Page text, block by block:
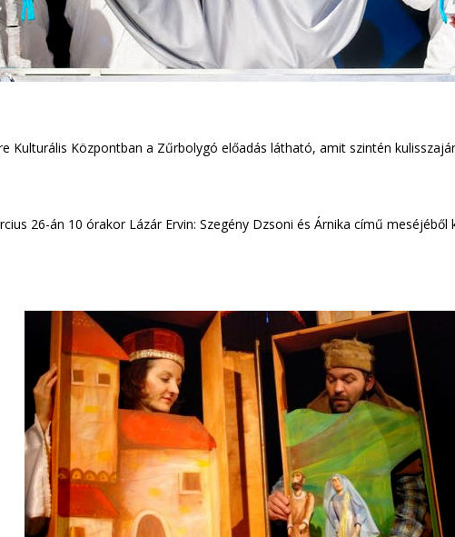
Kulturális Központban a Zűrbolygó előadás látható, amit szintén
26-án 10 órakor Lázár Ervin: Szegény Dzsoni és Árnika című